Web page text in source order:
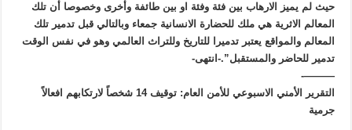
حيث لم يميز الارهاب بين فئة وفئة او بين طائفة وأخرى وخصوصا أن تلك
المعالم الاثرية هي ملك للحضارة الانسانية جمعاء وبالتالي قبل تدمير تلك
المعالم والمواقع يعتبر تدميرا للتاريخ وللتراث العالمي وهو في نفس الوقت
تدمير للحاضر والمستقبل”.-انتهى-
———-
التقرير الأمني الاسبوعي للأمن العام: توقيف 14 شخصاً لارتكابهم افعالاً
جرمية